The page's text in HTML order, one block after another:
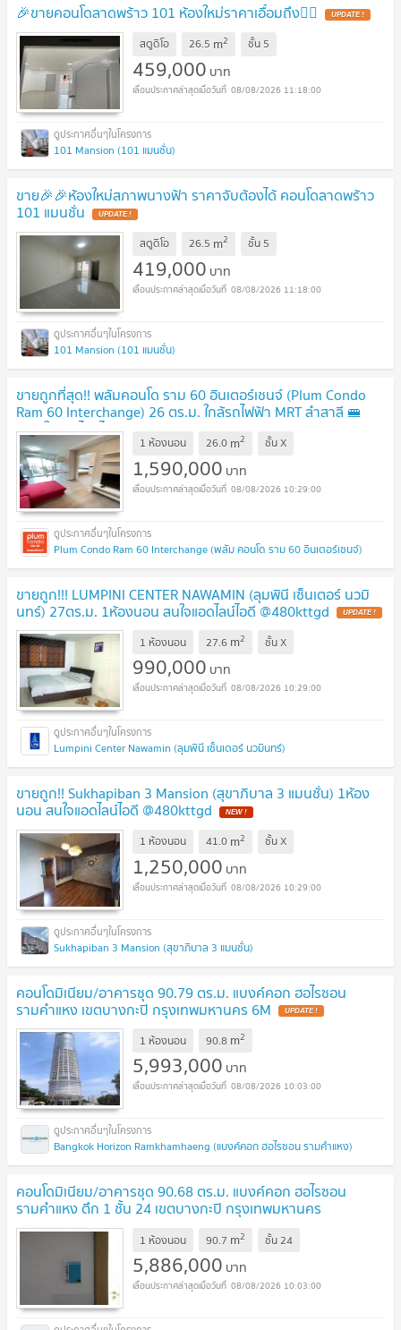
🎉ขายคอนโดลาดพร้าว 101 ห้องใหม่ราคาเอื้อมถึง👉🏻
สตูดิโอ 26.5 m2 ชั้น 5
459,000 บาท
08/08/2026 11:18:00
101 Mansion (101 แมนชั่น)
ขาย🎉🎉ห้องใหม่สภาพนางฟ้า ราคาจับต้องได้ คอนโดลาดพร้าว
101 แมนชั่น
สตูดิโอ 26.5 m2 ชั้น 5
419,000 บาท
08/08/2026 11:18:00
101 Mansion (101 แมนชั่น)
ขายถูกที่สุด!! พลัมคอนโด ราม 60 อินเตอร์เชนจ์ (Plum Condo
Ram 60 Interchange) 26 ตร.ม. ใกล้รถไฟฟ้า MRT ลำสาลี 🚝
✨สนใจแอดไลน์ไอดี @480kttgd
1 ห้องนอน 26.0 m2 ชั้นX
1,590,000 บาท
08/08/2026 10:29:00
Plum Condo Ram 60 Interchange (พลัม คอนโด ราม 60 อินเตอร์เชนจ์)
ขายถูก!!! LUMPINI CENTER NAWAMIN (ลุมพินี เซ็นเตอร์ นวมิ
นทร์) 27ตร.ม. 1ห้องนอน สนใจแอดไลน์ไอดี @480kttgd
1 ห้องนอน 27.6 m2 ชั้นX
990,000 บาท
08/08/2026 10:29:00
Lumpini Center Nawamin (ลุมพินี เซ็นเตอร์ นวมินทร์)
ขายถูก!! Sukhapiban 3 Mansion (สุขาภิบาล 3 แมนชั่น) 1ห้อง
นอน สนใจแอดไลน์ไอดี @480kttgd
1 ห้องนอน 41.0 m2 ชั้นX
1,250,000 บาท
08/08/2026 10:29:00
Sukhapiban 3 Mansion (สุขาภิบาล 3 แมนชั่น)
คอนโดมิเนียม/อาคารชุด 90.79 ตร.ม. แบงค์คอก ฮอไรซอน
รามคำแหง เขตบางกะปิ กรุงเทพมหานคร 6M
1 ห้องนอน 90.8 m2
5,993,000 บาท
08/08/2026 10:03:00
Bangkok Horizon Ramkhamhaeng (แบงค์คอก ฮอไรซอน รามคำแหง)
คอนโดมิเนียม/อาคารชุด 90.68 ตร.ม. แบงค์คอก ฮอไรซอน
รามคำแหง ตึก 1 ชั้น 24 เขตบางกะปิ กรุงเทพมหานคร
5.9M
1 ห้องนอน 90.7 m2 ชั้น24
5,886,000 บาท
08/08/2026 10:03:00